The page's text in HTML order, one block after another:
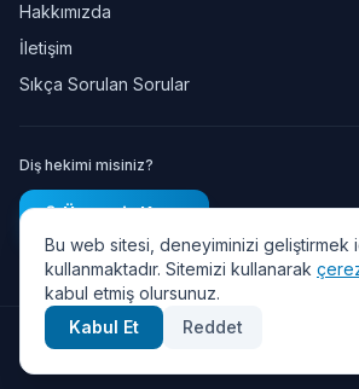
Hakkımızda
İletişim
Sıkça Sorulan Sorular
Diş hekimi misiniz?
Ücretsiz Kayıt
© 2026 Diş Randevu — Tüm hakları
Bu web sitesi, deneyiminizi geliştirmek
kullanmaktadır. Sitemizi kullanarak
kabul etmiş olursunuz.
Kabul Et
Reddet